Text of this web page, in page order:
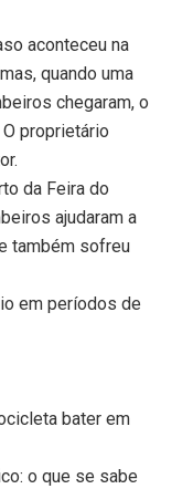
aconteceu na
quando uma
chegaram, o
proprietário
da Feira do
ajudaram a
também sofreu
em períodos de
bater em
o que se sabe